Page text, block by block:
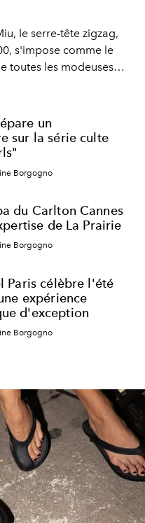
le serre-tête zigzag,
s'impose comme le
toutes les modeuses
un
sur la série culte
Borgogno
du Carlton Cannes
de La Prairie
Borgogno
Paris célèbre l'été
expérience
d'exception
Borgogno